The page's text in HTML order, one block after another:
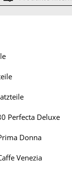
Perfecta Deluxe
Donna
Venezia